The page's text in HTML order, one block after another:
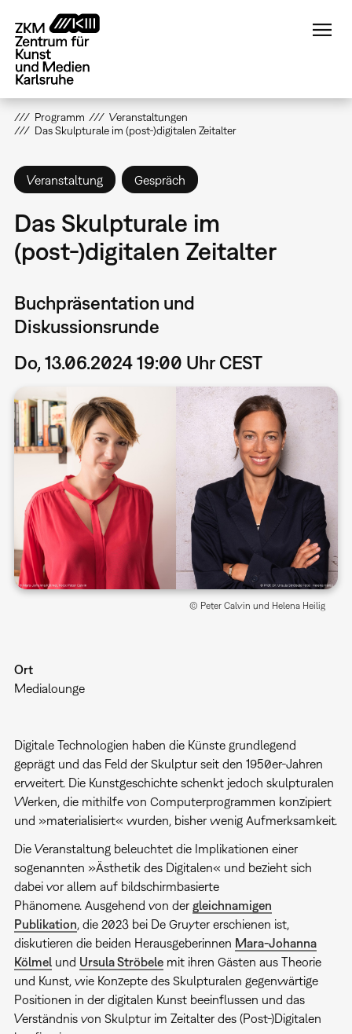
zum
Inhalt
Programm
Veranstaltungen
Das Skulpturale im (post-)digitalen Zeitalter
Veranstaltung Gespräch
Das Skulpturale im
(post-)digitalen Zeitalter
Buchpräsentation und
Diskussionsrunde
Do, 13.06.2024 19:00 Uhr CEST
© Peter Calvin und Helena Heilig
Ort
Medialounge
Digitale Technologien haben die Künste grundlegend
geprägt und das Feld der Skulptur seit den 1950er-Jahren
erweitert. Die Kunstgeschichte schenkt jedoch skulpturalen
Werken, die mithilfe von Computerprogrammen konzipiert
und »materialisiert« wurden, bisher wenig Aufmerksamkeit.
Die Veranstaltung beleuchtet die Implikationen einer
sogenannten »Ästhetik des Digitalen« und bezieht sich
dabei vor allem auf bildschirmbasierte
Phänomene. Ausgehend von der gleichnamigen
Publikation, die 2023 bei De Gruyter erschienen ist,
diskutieren die beiden Herausgeberinnen Mara-Johanna
Kölmelund Ursula Ströbelemit ihren Gästen aus Theorie
und Kunst, wie Konzepte des Skulpturalen gegenwärtige
Positionen in der digitalen Kunst beeinflussen und das
Verständnis von Skulptur im Zeitalter des (Post-)Digitalen